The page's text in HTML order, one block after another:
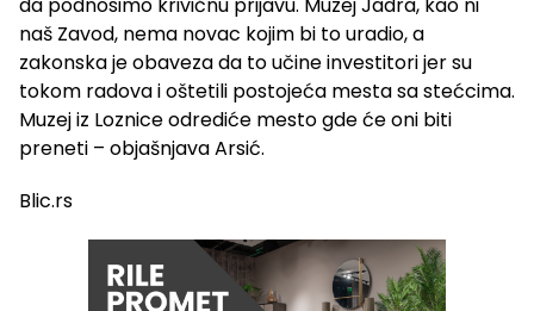
da podnosimo krivičnu prijavu. Muzej Jadra, kao ni
naš Zavod, nema novac kojim bi to uradio, a
zakonska je obaveza da to učine investitori jer su
tokom radova i oštetili postojeća mesta sa stećcima.
Muzej iz Loznice odrediće mesto gde će oni biti
preneti – objašnjava Arsić.
Blic.rs